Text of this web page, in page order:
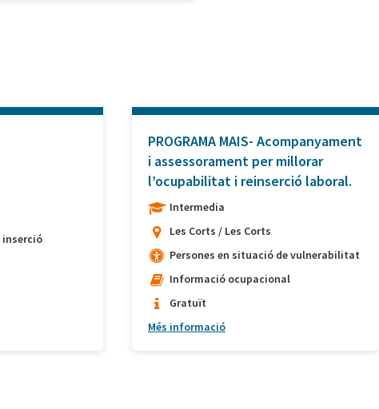
inserció
PROGRAMA MAIS- Acompanyament
i assessorament per millorar
l’ocupabilitat i reinserció laboral.
Intermedia
Les Corts / Les Corts
Persones en situació de vulnerabilitat
Informació ocupacional
Gratuït
Més informació